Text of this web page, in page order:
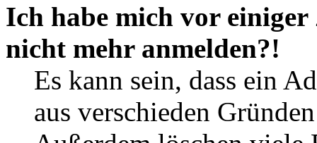
Ich habe mich vor
nicht mehr anmelden?!
Es kann sein, dass ein
aus verschieden